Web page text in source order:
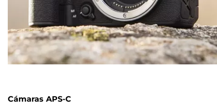
Cámaras APS-C